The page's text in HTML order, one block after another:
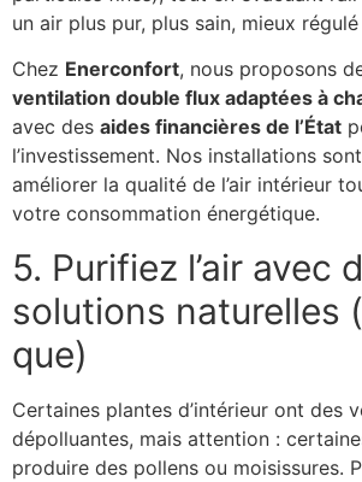
un air plus pur, plus sain, mieux
Chez Enerconfort, nous proposons
ventilation double flux adaptées à
avec des aides financières de l’État
l’investissement. Nos installations
améliorer la qualité de l’air intérieur
votre consommation énergétique.
5. Purifiez l’air avec
solutions naturelles
que)
Certaines plantes d’intérieur ont des
dépolluantes, mais attention :
produire des pollens ou moisissures.